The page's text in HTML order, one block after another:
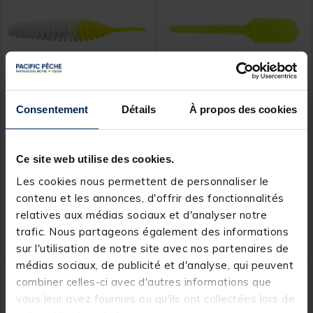
Consentement Détails À propos des cookies
Ce site web utilise des cookies.
Les cookies nous permettent de personnaliser le
contenu et les annonces, d'offrir des fonctionnalités
relatives aux médias sociaux et d'analyser notre
trafic. Nous partageons également des informations
sur l'utilisation de notre site avec nos partenaires de
médias sociaux, de publicité et d'analyse, qui peuvent
combiner celles-ci avec d'autres informations que
vous leur avez fournies ou qu'ils ont collectées lors de
6,99 € Ajouter au panier
Expédition sous 24 h
BERKLEY
6,99 €